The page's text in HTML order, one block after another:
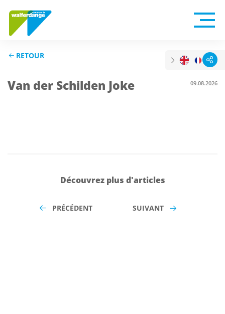
RETOUR
Van der Schilden Joke 09.08.2026
Découvrez plus d'articles
PRÉCÉDENT SUIVANT